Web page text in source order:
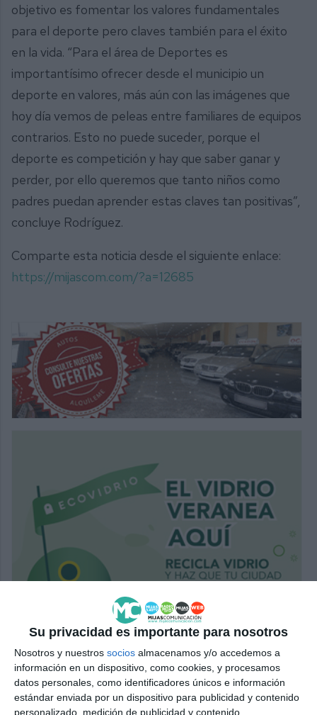
Su privacidad es importante para nosotros
Nosotros y nuestros socios almacenamos y/o accedemos a
información en un dispositivo, como cookies, y procesamos
datos personales, como identificadores únicos e información
estándar enviada por un dispositivo para publicidad y contenido
personalizado, medición de publicidad y contenido,
objetivo es fomentar los valores fundamentales
para el deporte pero claves también para el éxito
en la vida. “Para el área de Deportes es
importantísimo ofrecer desde el municipio un
deporte en valores, más aún con las imágenes que
hoy día vemos de peleas entre familiares de equipos
contrarios. Esto no puede suceder, porque el
deporte es competición y hay que saber ganar y
perder, por ello queremos que tanto niños como
padres puedan aprender estas claves tan positivas”,
concluye Rodríguez.
Comparte esta noticia desde el siguiente enlace:
https://mijascom.com/?a=12685